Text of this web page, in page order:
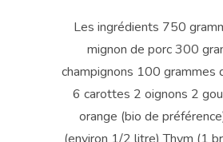
Les ingrédients 750
mignon de porc 300
champignons 100 grammes
6 carottes 2 oignons 2
orange (bio de